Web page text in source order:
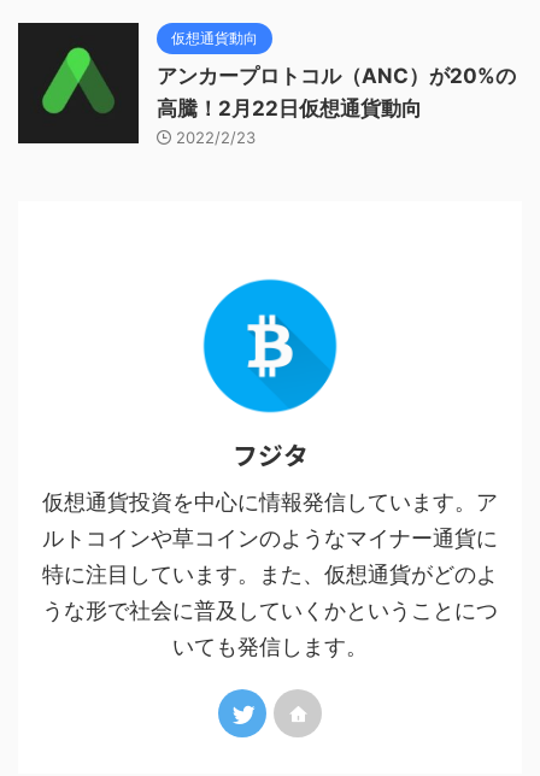
仮想通貨動向
アンカープロトコル（ANC）が20%の
高騰！2月22日仮想通貨動向
2022/2/23
フジタ
仮想通貨投資を中心に情報発信しています。ア
ルトコインや草コインのようなマイナー通貨に
特に注目しています。また、仮想通貨がどのよ
うな形で社会に普及していくかということにつ
いても発信します。